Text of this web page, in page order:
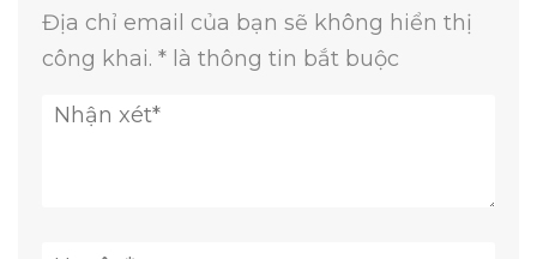
Địa chỉ email của bạn sẽ không hiển thị
công khai. * là thông tin bắt buộc